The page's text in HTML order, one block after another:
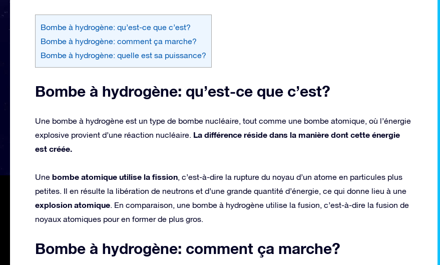
Bombe à hydrogène: qu’est-ce que c’est?
Bombe à hydrogène: comment ça marche?
Bombe à hydrogène: quelle est sa puissance?
Bombe à hydrogène: qu’est-ce que c’est?
Une bombe à hydrogène est un type de bombe nucléaire, tout comme une bombe atomique, où l’énergie
explosive provient d’une réaction nucléaire. La différence réside dans la manière dont cette énergie
est créée.
Une bombe atomique utilise la fission, c’est-à-dire la rupture du noyau d’un atome en particules plus
petites. Il en résulte la libération de neutrons et d’une grande quantité d’énergie, ce qui donne lieu à une
explosion atomique. En comparaison, une bombe à hydrogène utilise la fusion, c’est-à-dire la fusion de
noyaux atomiques pour en former de plus gros.
Bombe à hydrogène: comment ça marche?